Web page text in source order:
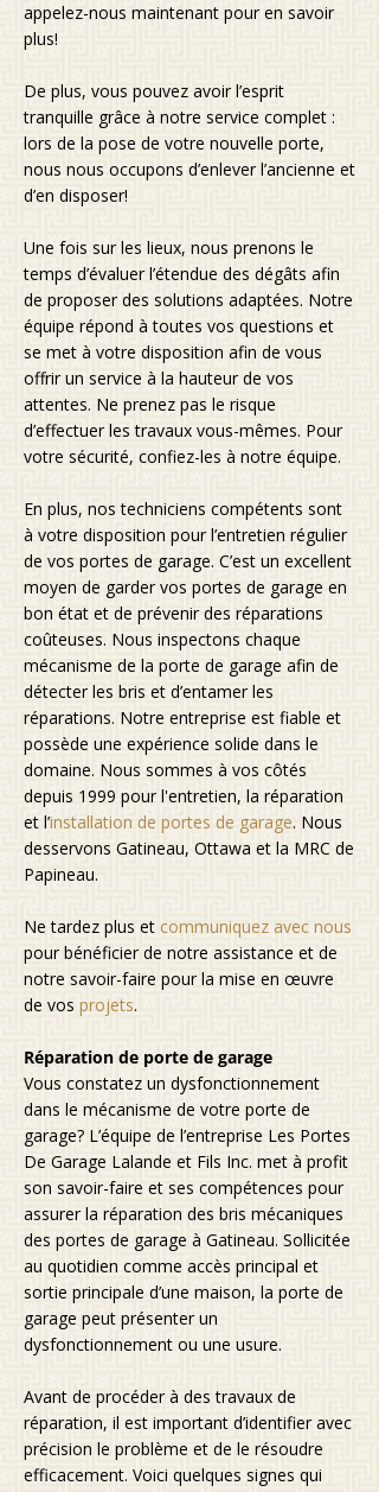
appelez-nous maintenant pour en savoir
plus!
De plus, vous pouvez avoir l’esprit
tranquille grâce à notre service complet :
lors de la pose de votre nouvelle porte,
nous nous occupons d’enlever l’ancienne et
d’en disposer!
Une fois sur les lieux, nous prenons le
temps d’évaluer l’étendue des dégâts afin
de proposer des solutions adaptées. Notre
équipe répond à toutes vos questions et
se met à votre disposition afin de vous
offrir un service à la hauteur de vos
attentes. Ne prenez pas le risque
d’effectuer les travaux vous-mêmes. Pour
votre sécurité, confiez-les à notre équipe.
En plus, nos techniciens compétents sont
à votre disposition pour l’entretien régulier
de vos portes de garage. C’est un excellent
moyen de garder vos portes de garage en
bon état et de prévenir des réparations
coûteuses. Nous inspectons chaque
mécanisme de la porte de garage afin de
détecter les bris et d’entamer les
réparations. Notre entreprise est fiable et
possède une expérience solide dans le
domaine. Nous sommes à vos côtés
depuis 1999 pour l'entretien, la réparation
et l’installation de portes de garage. Nous
desservons Gatineau, Ottawa et la MRC de
Papineau.
Ne tardez plus et communiquez avec nous
pour bénéficier de notre assistance et de
notre savoir-faire pour la mise en œuvre
de vos projets.
Réparation de porte de garage
Vous constatez un dysfonctionnement
dans le mécanisme de votre porte de
garage? L’équipe de l’entreprise Les Portes
De Garage Lalande et Fils Inc. met à profit
son savoir-faire et ses compétences pour
assurer la réparation des bris mécaniques
des portes de garage à Gatineau. Sollicitée
au quotidien comme accès principal et
sortie principale d’une maison, la porte de
garage peut présenter un
dysfonctionnement ou une usure.
Avant de procéder à des travaux de
réparation, il est important d’identifier avec
précision le problème et de le résoudre
efficacement. Voici quelques signes qui